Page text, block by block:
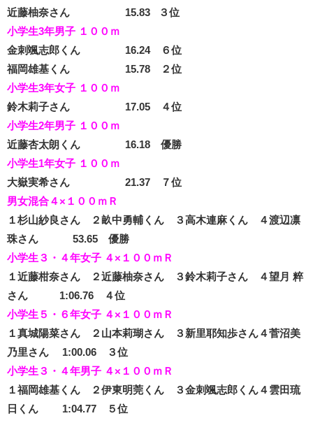
近藤柚奈さん 15.83 ３位
小学生3年男子 １００ｍ
金刺颯志郎くん 16.24 ６位
福岡雄基くん 15.78 ２位
小学生3年女子 １００ｍ
鈴木莉子さん 17.05 ４位
小学生2年男子 １００ｍ
近藤杏太朗くん 16.18 優勝
小学生1年女子 １００ｍ
大嶽実希さん 21.37 ７位
男女混合４×１００ｍＲ
１杉山紗良さん ２畝中勇輔くん ３高木連麻くん ４渡辺凛
珠さん 53.65 優勝
小学生３・４年女子 ４×１００ｍＲ
１近藤柑奈さん ２近藤柚奈さん ３鈴木莉子さん ４望月 粹
さん 1:06.76 ４位
小学生５・６年女子 ４×１００ｍＲ
１真城陽菜さん ２山本莉瑚さん ３新里耶知歩さん４菅沼美
乃里さん 1:00.06 ３位
小学生３・４年男子 ４×１００ｍＲ
１福岡雄基くん ２伊東明莞くん ３金刺颯志郎くん４雲田琉
日くん 1:04.77 ５位